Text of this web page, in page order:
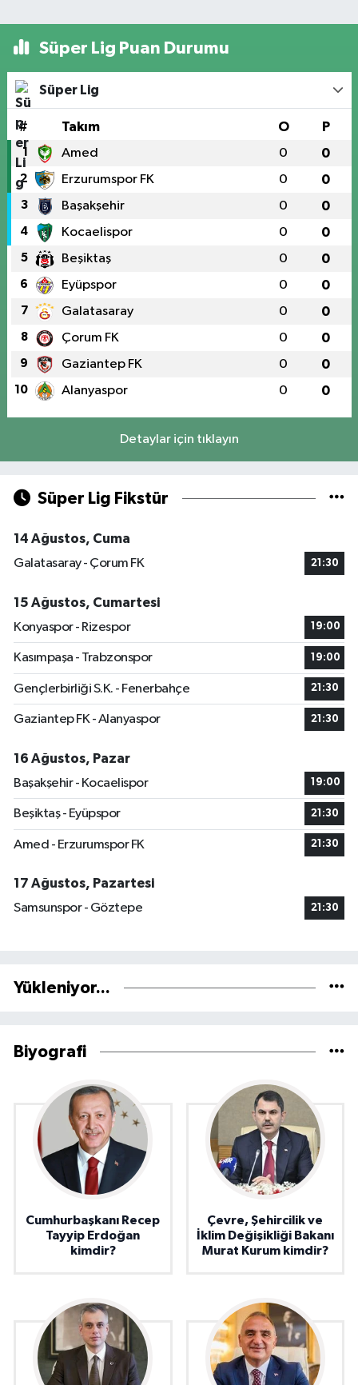
Süper Lig Puan Durumu
Süper Lig
# Takım O P
1 Amed 0 0
2 Erzurumspor FK 0 0
3 Başakşehir 0 0
4 Kocaelispor 0 0
5 Beşiktaş 0 0
6 Eyüpspor 0 0
7 Galatasaray 0 0
8 Çorum FK 0 0
9 Gaziantep FK 0 0
10 Alanyaspor 0 0
Detaylar için tıklayın
Süper Lig Fikstür
14 Ağustos, Cuma
Galatasaray - Çorum FK
21:30
15 Ağustos, Cumartesi
Konyaspor - Rizespor
19:00
Kasımpaşa - Trabzonspor 19:00
Gençlerbirliği S.K. - Fenerbahçe 21:30
Gaziantep FK - Alanyaspor 21:30
16 Ağustos, Pazar
Başakşehir - Kocaelispor
19:00
Beşiktaş - Eyüpspor 21:30
Amed - Erzurumspor FK 21:30
17 Ağustos, Pazartesi
Samsunspor - Göztepe
21:30
Yükleniyor...
Biyografi
Cumhurbaşkanı Recep
Tayyip Erdoğan
kimdir?
Çevre, Şehircilik ve
İklim Değişikliği Bakanı
Murat Kurum kimdir?